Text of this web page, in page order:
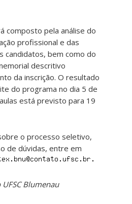
composto pela análise do
profissional e das
candidatos, bem como do
descritivo
da inscrição. O resultado
do programa no dia 5 de
está previsto para 19
o processo seletivo,
de dúvidas, entre em
Blumenau